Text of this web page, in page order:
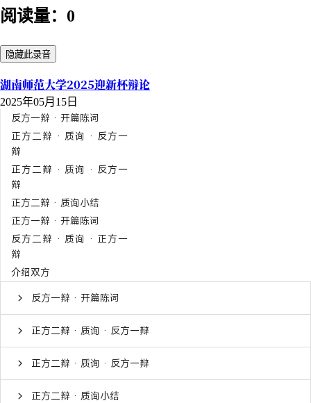
阅读量：0
隐藏此录音
湖南师范大学2025迎新杯辩论
2025年05月15日
反方一辩 · 开篇陈词
正方二辩 · 质询 · 反方一
辩
正方二辩 · 质询 · 反方一
辩
正方二辩 · 质询小结
正方一辩 · 开篇陈词
反方二辩 · 质询 · 正方一
辩
介绍双方
反方一辩 · 开篇陈词
正方二辩 · 质询 · 反方一辩
正方二辩 · 质询 · 反方一辩
正方二辩 · 质询小结